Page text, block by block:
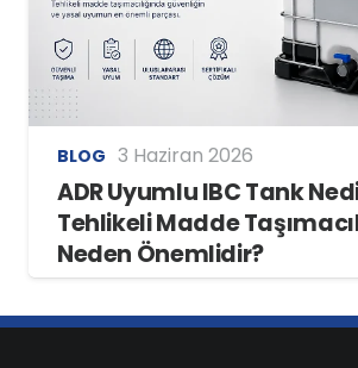
BLOG 3 Haziran 2026
ADR Uyumlu IBC Tank
Tehlikeli Madde
Neden Önemlidir?